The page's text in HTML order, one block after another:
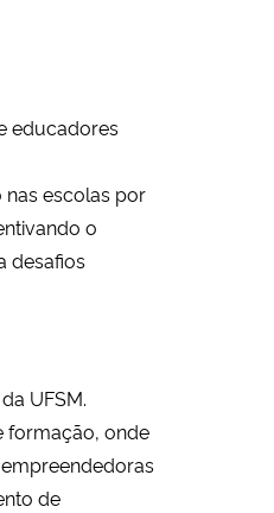
educadores
escolas por
o
desafios
UFSM.
formação, onde
de